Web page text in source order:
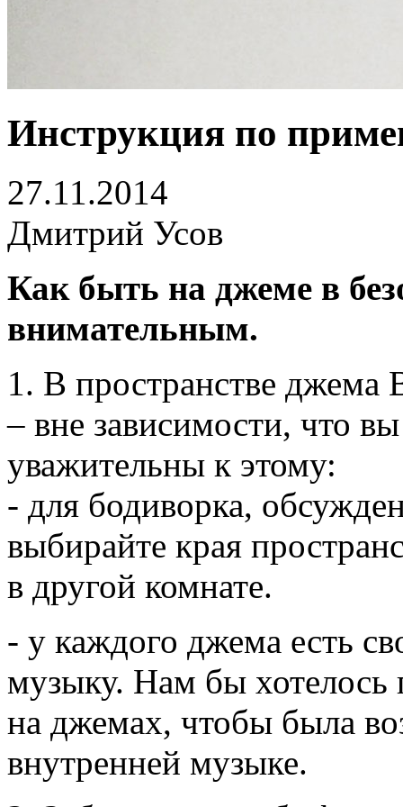
Инструкция по
27.11.2014
Дмитрий Усов
Как быть на джеме в
внимательным.
1. В пространстве джема
– вне зависимости, что
уважительны к этому:
- для бодиворка,
выбирайте края
в другой комнате.
- у каждого джема есть
музыку. Нам бы хотелось
на джемах, чтобы была
внутренней музыке.